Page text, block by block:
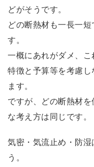
どがそうです。
どの断熱材も一長一
す。
一概にあれがダメ、
特徴と予算等を考慮
ます。
ですが、どの断熱材
な考え方は同じです。
気密・気流止め・防
う。